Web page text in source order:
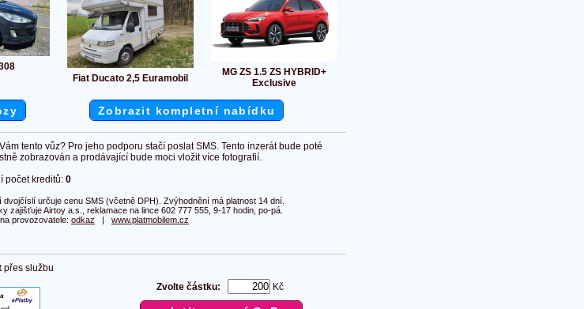
Fiat Ducato 2,5 Euramobil
MG ZS 1.5 ZS HYBRID+
Exclusive
Zobrazit kompletní nabídku
tento vůz? Pro jeho podporu stačí poslat SMS. Tento inzerát bude poté
zobrazován a prodávající bude moci vložit více fotografií.
počet kreditů: 0
dvojčíslí určuje cenu SMS (včetně DPH). Zvýhodnění má platnost 14 dní.
zajišťuje Airtoy a.s., reklamace na lince 602 777 555, 9-17 hodin, po-pá.
provozovatele: odkaz | www.platmobilem.cz
přes službu
Zvolte částku: Kč